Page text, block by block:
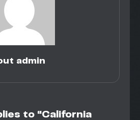
admin
to “California